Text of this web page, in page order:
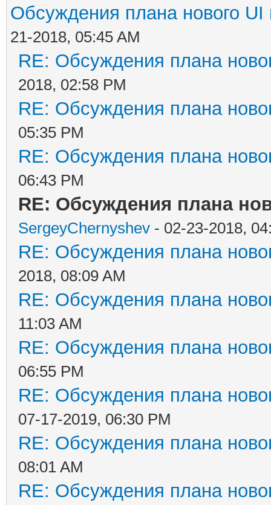
Обсуждения плана нового UI
21-2018, 05:45 AM
RE: Обсуждения плана
2018, 02:58 PM
RE: Обсуждения плана
05:35 PM
RE: Обсуждения плана
06:43 PM
RE: Обсуждения плана
SergeyChernyshev - 02-23-2018,
RE: Обсуждения плана
2018, 08:09 AM
RE: Обсуждения плана
11:03 AM
RE: Обсуждения плана
06:55 PM
RE: Обсуждения плана
07-17-2019, 06:30 PM
RE: Обсуждения плана
08:01 AM
RE: Обсуждения плана